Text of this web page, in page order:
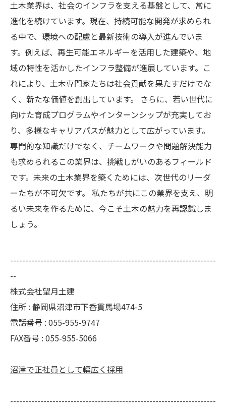
土木業界は、社会のインフラを支える基盤として、常に
進化を続けています。現在、持続可能な開発が求められ
る中で、環境への配慮と最新技術の導入が進んでいま
す。例えば、再生可能エネルギーを活用した建築や、地
域の特性を活かしたインフラ整備が進展しています。こ
れにより、土木専門家たちは社会貢献を果たすだけでな
く、新たな価値を創出しています。 さらに、若い世代に
向けた育成プログラムやインターンシップが充実してお
り、多様なキャリアパスが魅力として広がっています。
専門的な知識だけでなく、チームワークや問題解決能力
も求められるこの業界は、挑戦しがいのあるフィールド
です。未来の土木業界を築くためには、次世代のリーダ
ーたちが不可欠です。 私たちが共にこの業界を支え、明
るい未来を作るために、今こそ土木の魅力を再認識しま
しょう。
--------------------------------------------------------------------
--
株式会社望月土建
住所 : 静岡県沼津市下香貫馬場474-5
電話番号 : 055-955-9747
FAX番号 : 055-955-5066
沼津で正社員として幅広く採用
--------------------------------------------------------------------